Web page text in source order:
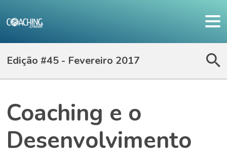
Edição #45 - Fevereiro 2017
Coaching e o
Desenvolvimento